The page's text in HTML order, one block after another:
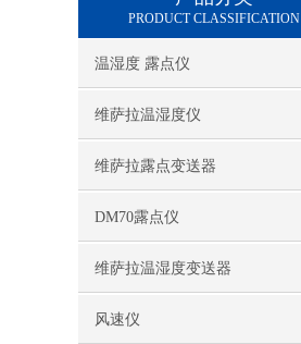
PRODUCT CLASSIFICATION
温湿度 露点仪
维萨拉温湿度仪
维萨拉露点变送器
DM70露点仪
维萨拉温湿度变送器
风速仪